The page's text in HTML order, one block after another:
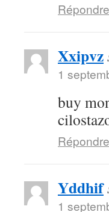
Répondre
Xxipvz
1
buy
Répondre
Yddhif
1